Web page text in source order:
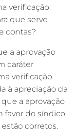
verificação
que serve
contas?
a aprovação
caráter
verificação
à apreciação da
a aprovação
favor do síndico
corretos.